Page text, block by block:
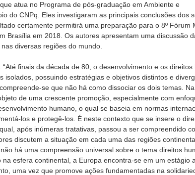
atua no Programa de pós-graduação em Ambiente e
do CNPq. Eles investigaram as principais conclusões dos
certamente permitirá uma preparação para o 8º Fórum
Brasília em 2018. Os autores apresentam uma discussão
diversas regiões do mundo.
finais da década de 80, o desenvolvimento e os direitos
isolados, possuindo estratégias e objetivos distintos e
se que não há como dissociar os dois temas. Na
de uma crescente promoção, especialmente com
humano, o qual se baseia em normas
los e protegê-los. É neste contexto que se insere o
após inúmeras tratativas, passou a ser compreendido
discutem a situação em cada uma das regiões
há uma compreensão universal sobre o tema direitos
esfera continental, a Europa encontra-se em um estágio
uma vez que promove ações fundamentadas na